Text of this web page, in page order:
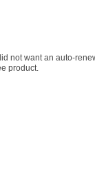
not want an auto-
product.